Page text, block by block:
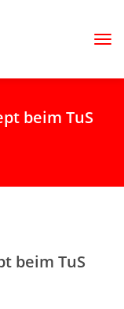
beim TuS
beim TuS